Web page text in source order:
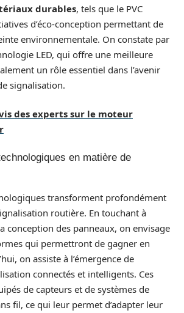
durables, tels que le PVC
d’éco-conception permettant de
environnementale. On constate par
LED, qui offre une meilleure
un rôle essentiel dans l’avenir
signalisation.
des experts sur le moteur
en matière de
transforment profondément
routière. En touchant à
conception des panneaux, on envisage
qui permettront de gagner en
on assiste à l’émergence de
connectés et intelligents. Ces
de capteurs et de systèmes de
fil, ce qui leur permet d’adapter leur